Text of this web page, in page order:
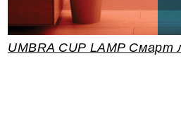
UMBRA CUP LAMP Смарт